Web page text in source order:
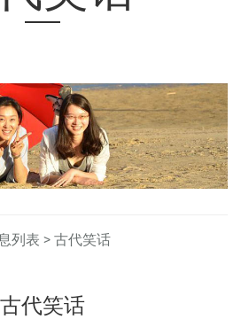
列表 > 古代笑话
古代笑话